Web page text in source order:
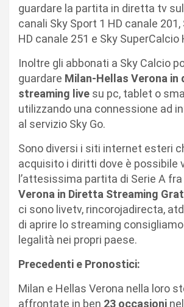
guardare la partita in diretta tv
canali Sky Sport 1 HD canale 201,
HD canale 251 e Sky SuperCalcio
Inoltre gli abbonati a Sky Calcio
guardare Milan-Hellas Verona in
streaming live su pc, tablet o
utilizzando una connessione ad
al servizio Sky Go.
Sono diversi i siti internet esteri
acquisito i diritti dove è possibile
l’attesissima partita di Serie A fra
Verona in Diretta Streaming
ci sono livetv, rincorojadirecta,
di aprire lo streaming
legalità nei propri paese.
Precedenti e Pronostici:
Milan e Hellas Verona nella loro
affrontate in ben 23 occasioni